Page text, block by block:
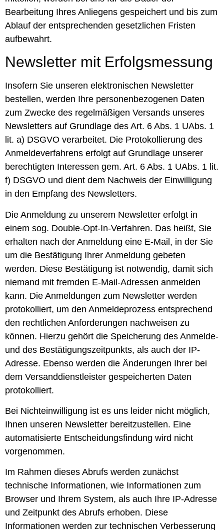
Bearbeitung Ihres Anliegens gespeichert und bis zum
Ablauf der entsprechenden gesetzlichen Fristen
aufbewahrt.
Newsletter mit Erfolgsmessung
Insofern Sie unseren elektronischen Newsletter
bestellen, werden Ihre personenbezogenen Daten
zum Zwecke des regelmäßigen Versands unseres
Newsletters auf Grundlage des Art. 6 Abs. 1 UAbs. 1
lit. a) DSGVO verarbeitet. Die Protokollierung des
Anmeldeverfahrens erfolgt auf Grundlage unserer
berechtigten Interessen gem. Art. 6 Abs. 1 UAbs. 1 lit.
f) DSGVO und dient dem Nachweis der Einwilligung
in den Empfang des Newsletters.
Die Anmeldung zu unserem Newsletter erfolgt in
einem sog. Double-Opt-In-Verfahren. Das heißt, Sie
erhalten nach der Anmeldung eine E-Mail, in der Sie
um die Bestätigung Ihrer Anmeldung gebeten
werden. Diese Bestätigung ist notwendig, damit sich
niemand mit fremden E-Mail-Adressen anmelden
kann. Die Anmeldungen zum Newsletter werden
protokolliert, um den Anmeldeprozess entsprechend
den rechtlichen Anforderungen nachweisen zu
können. Hierzu gehört die Speicherung des Anmelde-
und des Bestätigungszeitpunkts, als auch der IP-
Adresse. Ebenso werden die Änderungen Ihrer bei
dem Versanddienstleister gespeicherten Daten
protokolliert.
Bei Nichteinwilligung ist es uns leider nicht möglich,
Ihnen unseren Newsletter bereitzustellen. Eine
automatisierte Entscheidungsfindung wird nicht
vorgenommen.
Im Rahmen dieses Abrufs werden zunächst
technische Informationen, wie Informationen zum
Browser und Ihrem System, als auch Ihre IP-Adresse
und Zeitpunkt des Abrufs erhoben. Diese
Informationen werden zur technischen Verbesserung